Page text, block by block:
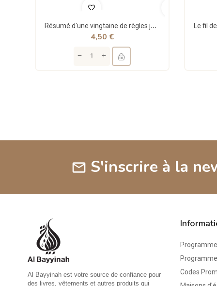
Résumé d'une vingtaine de règles jurisprudentielles liées au voyage - Bazmoul - Héritage...
4,50 €
mail S'inscrire à la
Al Bayyinah est votre source de confiance pour
des livres, vêtements et autres produits qui
Codes